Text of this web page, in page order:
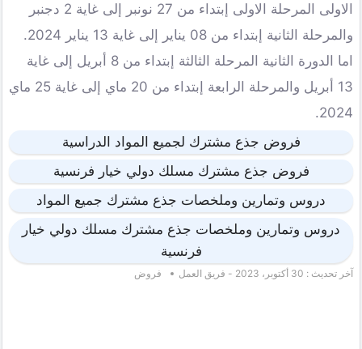
الاولى المرحلة الاولى إبتداء من 27 نونبر إلى غاية 2 دجنبر
والمرحلة الثانية إبتداء من 08 يناير إلى غاية 13 يناير 2024.
اما الدورة الثانية المرحلة الثالثة إبتداء من 8 أبريل إلى غاية
13 أبريل والمرحلة الرابعة إبتداء من 20 ماي إلى غاية 25 ماي
2024.
فروض جذع مشترك لجميع المواد الدراسية
فروض جذع مشترك مسلك دولي خيار فرنسية
دروس وتمارين وملخصات جذع مشترك جميع المواد
دروس وتمارين وملخصات جذع مشترك مسلك دولي خيار
فرنسية
آخر تحديث : 30 أكتوبر، 2023 - فريق العمل فروض